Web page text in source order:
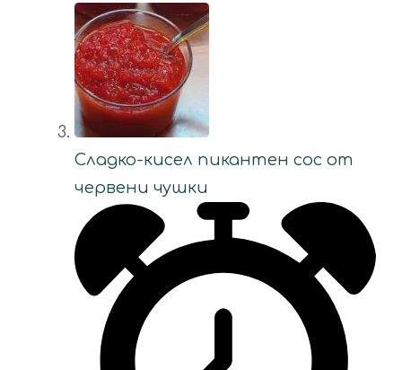
Сладко-кисел пикантен сос от
червени чушки